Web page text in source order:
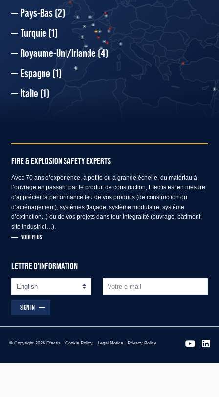
Pays-Bas(2)
Turquie (1)
Royaume-Uni/Irlande (4)
Espagne (1)
Italie (1)
FIRE & EXPLOSION SAFETY EXPERTS
Avec 70 ans d’expérience, à petite ou à grande échelle, du matériau à
l’ouvrage en passant par le produit de construction, Efectis est en mesure
d’apprécier la performance feu de vos produits (de construction ou
d’aménagement), systèmes (façade, système modulaire, système
d’extinction...) ou de vos projets dans leur intégralité (ouvrage, bâtiment,
site industriel…).
VOIR PLUS
LETTRE D'INFORMATION
SIGN IN
© Copyright 2026 Efectis Cookie Policy Legal Notice Privacy Policy